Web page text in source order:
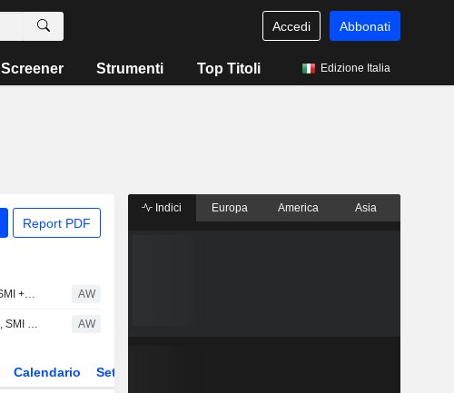
Accedi Abbonati
Screener Strumenti Top Titoli Edizione Italia
Report PDF
Borsa svizzera: chiude in rialzo, SMI +0,61% AW
Borsa svizzera: chiude in ribasso, SMI -0,32% AW
Calendario Settore
Indici Europa America Asia